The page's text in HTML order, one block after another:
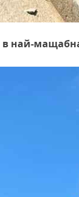
най-